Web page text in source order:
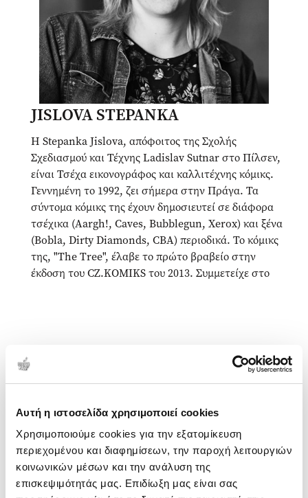
Αυτή η ιστοσελίδα χρησιμοποιεί cookies
Χρησιμοποιούμε cookies για την εξατομίκευση
περιεχομένου και διαφημίσεων, την παροχή λειτουργιών
κοινωνικών μέσων και την ανάλυση της
επισκεψιμότητάς μας. Επιδίωξη μας είναι σας
JISLOVA STEPANKA
Η Stepanka Jislova, απόφοιτος της Σχολής
Σχεδιασμού και Τέχνης Ladislav Sutnar στο Πίλσεν,
είναι Τσέχα εικονογράφος και καλλιτέχνης κόμικς.
Γεννημένη το 1992, ζει σήμερα στην Πράγα. Τα
σύντομα κόμικς της έχουν δημοσιευτεί σε διάφορα
τσέχικα (Aargh!, Caves, Bubblegun, Xerox) και ξένα
(Bobla, Dirty Diamonds, CBA) περιοδικά. Το κόμικς
της, "The Tree", έλαβε το πρώτο βραβείο στην
έκδοση του CZ.KOMIKS του 2013. Συμμετείχε στο
σύντομα κόμικς της έχουν δημοσιευτεί σε διάφορες
εθνικές και διεθνείς ανθολογίες. Είναι επίσης
(συν)συγγραφέας επτά κόμικς, το τελευταίο από τα
οποία είναι το Heartcore, μια προσωπική
αυτοβιογραφία για την αγάπη, τις σχέσεις και τους
τοξικούς κύκλους στους οποίους συχνά
βρισκόμαστε.